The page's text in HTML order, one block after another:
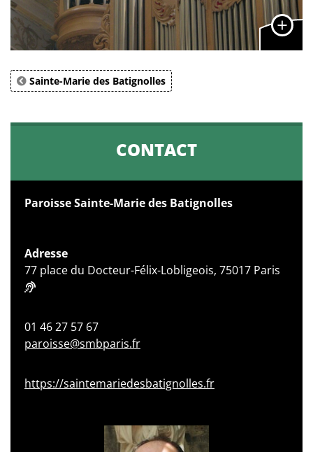
Sainte-Marie des Batignolles
CONTACT
Paroisse Sainte-Marie des Batignolles
Adresse
77 place du Docteur-Félix-Lobligeois, 75017 Paris
01 46 27 57 67
paroisse@smbparis.fr
https://saintemariedesbatignolles.fr